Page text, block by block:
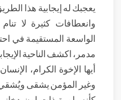
يعجبك له إيجابية هذا
وانعطافات كثيرة لا
الواسعة المستقيمة في
مدمر، اكشف الناحية
أيها الإخوة الكرام،
وغير المؤمن يشقى